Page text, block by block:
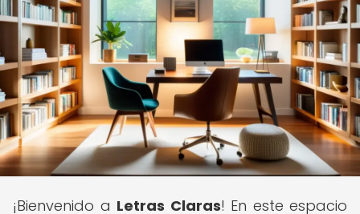
¡Bienvenido a Letras Claras! En este espacio